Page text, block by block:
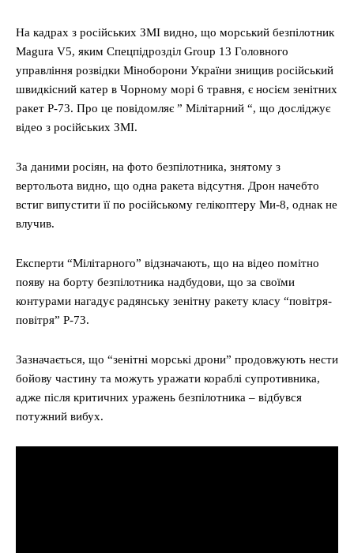
На кадрах з російських ЗМІ видно, що морський безпілотник
Magura V5, яким Спецпідрозділ Group 13 Головного
управління розвідки Міноборони України знищив російський
швидкісний катер в Чорному морі 6 травня, є носієм зенітних
ракет Р-73. Про це повідомляє ” Мілітарний “, що досліджує
відео з російських ЗМІ.
За даними росіян, на фото безпілотника, знятому з
вертольота видно, що одна ракета відсутня. Дрон начебто
встиг випустити її по російському гелікоптеру Ми-8, однак не
влучив.
Експерти “Мілітарного” відзначають, що на відео помітно
появу на борту безпілотника надбудови, що за своїми
контурами нагадує радянську зенітну ракету класу “повітря-
повітря” Р-73.
Зазначається, що “зенітні морські дрони” продовжують нести
бойову частину та можуть уражати кораблі супротивника,
адже після критичних уражень безпілотника – відбувся
потужний вибух.